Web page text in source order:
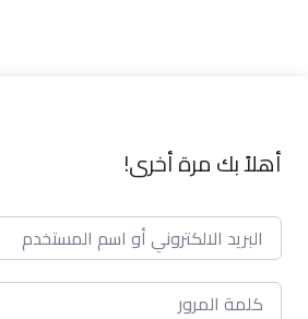
أهلاً بك مرة أخرى!